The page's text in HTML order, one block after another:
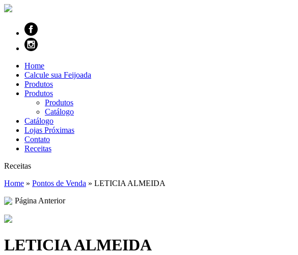
Home
Calcule sua Feijoada
Produtos
Produtos
Produtos
Catálogo
Catálogo
Lojas Próximas
Contato
Receitas
Receitas
Home » Pontos de Venda » LETICIA ALMEIDA
Página Anterior
LETICIA ALMEIDA